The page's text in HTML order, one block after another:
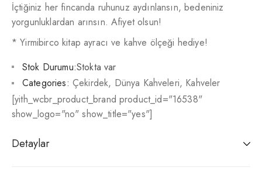
İçtiğiniz her fincanda ruhunuz aydınlansın, bedeniniz
yorgunluklardan arınsın. Afiyet olsun!
* Yirmibirco kitap ayracı ve kahve ölçeği hediye!
Stok Durumu:Stokta var
Categories: Çekirdek, Dünya Kahveleri, Kahveler
[yith_wcbr_product_brand product_id="16538"
show_logo="no" show_title="yes"]
Detaylar